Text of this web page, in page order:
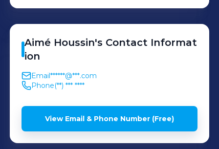
Aimé Houssin's Contact Informat
ion
Email******@***.com
Phone(**) *** ****
View Email & Phone Number (Free)